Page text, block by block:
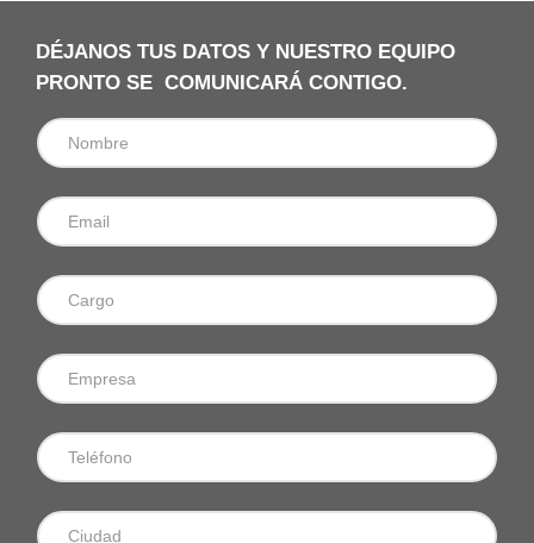
DÉJANOS TUS DATOS Y NUESTRO EQUIPO
PRONTO SE COMUNICARÁ CONTIGO.